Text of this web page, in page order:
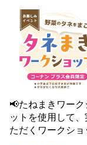
📢たねまきワークシ
ットを使用して
ただくワークショップイ